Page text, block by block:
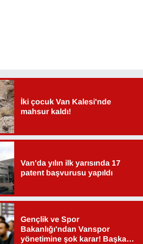
İki çocuk Van Kalesi'nde
mahsur kaldı!
Van'da yılın ilk yarısında 17
patent başvurusu yapıldı
Gençlik ve Spor
Bakanlığı'ndan Vanspor
yönetimine şok karar! Başkan